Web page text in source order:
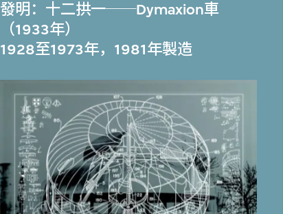
發明：十二拱一──Dymaxion車
（1933年）
1928至1973年，1981年製造